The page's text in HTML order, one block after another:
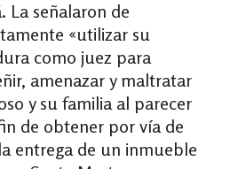
La señalaron de
«utilizar su
como juez para
amenazar y maltratar
y su familia al parecer
de obtener por vía de
entrega de un inmueble